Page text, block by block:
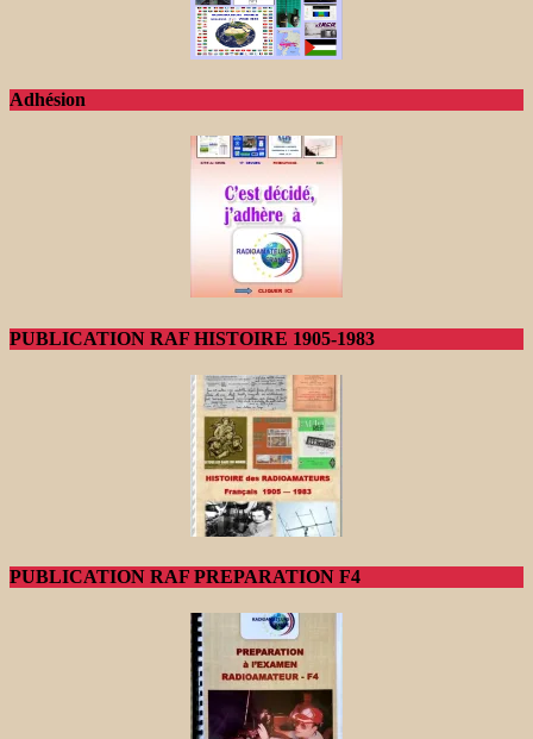
Adhésion
PUBLICATION RAF HISTOIRE 1905-1983
PUBLICATION RAF PREPARATION F4